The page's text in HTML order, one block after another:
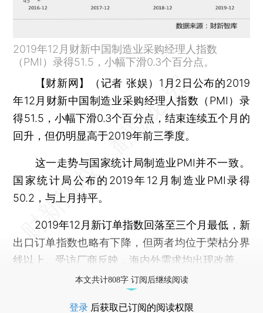
2019年12月财新中国制造业采购经理人指数
（PMI）录得51.5，小幅下滑0.3个百分点。
【财新网】（记者 张娱） 1月2日公布的2019
年12月财新中国制造业采购经理人指数（PMI）录
得51.5，小幅下滑0.3个百分点，结束连续五个月的
回升，但仍明显高于2019年前三季度。
这一走势与国家统计局制造业PMI并不一致。
国家统计局公布的2019年12月制造业PMI录得
50.2，与上月持平。
2019年12月新订单指数回落至三个月最低，新
出口订单指数也略有下降，但两者均位于荣枯分界
线以上。受访厂商反映，海内外需求均出现改善。
本文共计808字 订阅后继续阅读
登录 后获取已订阅的阅读权限